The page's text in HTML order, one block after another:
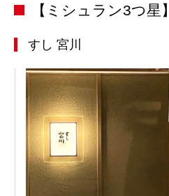
【ミシュラン3つ星】
すし 宮川